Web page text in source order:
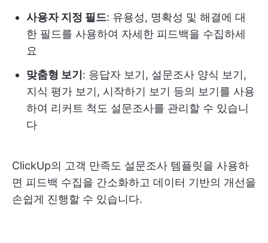
사용자 지정 필드: 유용성, 명확성 및 해결에 대
한 필드를 사용하여 자세한 피드백을 수집하세
요
맞춤형 보기: 응답자 보기, 설문조사 양식 보기,
지식 평가 보기, 시작하기 보기 등의 보기를 사용
하여 리커트 척도 설문조사를 관리할 수 있습니
다
ClickUp의 고객 만족도 설문조사 템플릿을 사용하
면 피드백 수집을 간소화하고 데이터 기반의 개선을
손쉽게 진행할 수 있습니다.